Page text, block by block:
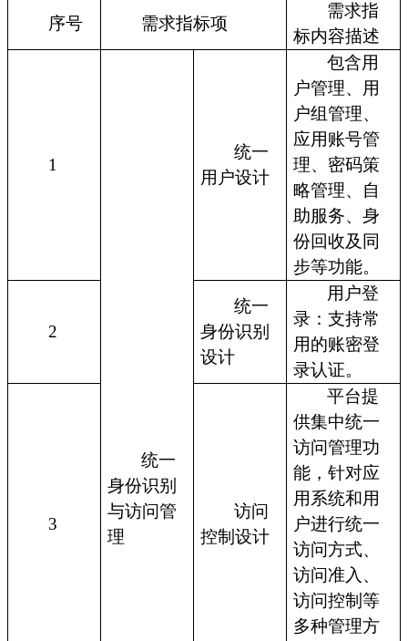
序号 需求指标项
需求指
标内容描述
1
统一
身份识别
与访问管
理
统一
用户设计
包含用
户管理、用
户组管理、
应用账号管
理、密码策
略管理、自
助服务、身
份回收及同
步等功能。
2
统一
身份识别
设计
用户登
录：支持常
用的账密登
录认证。
3
访问
控制设计
平台提
供集中统一
访问管理功
能，针对应
用系统和用
户进行统一
访问方式、
访问准入、
访问控制等
多种管理方